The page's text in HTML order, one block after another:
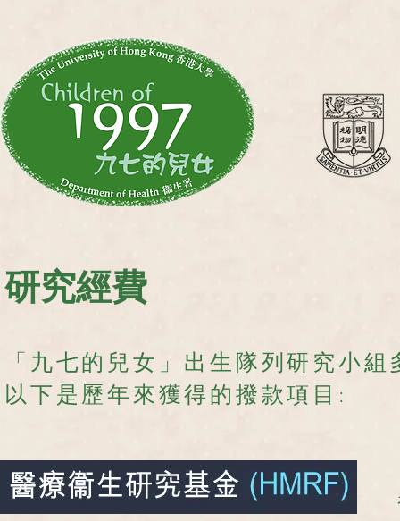
研究經費
「九七的兒女」出生隊列研究小
以下是歷年來獲得的撥款項目: